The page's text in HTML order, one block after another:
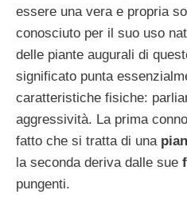
essere una vera e propria
conosciuto per il suo uso
delle piante augurali di
significato punta
caratteristiche fisiche:
aggressività. La prima
fatto che si tratta di una
la seconda deriva dalle sue
pungenti.